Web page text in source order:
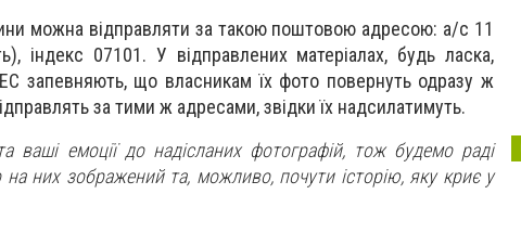
можна відправляти за такою поштовою адресою: а/с 11
індекс 07101. У відправлених матеріалах, будь ласка,
запевняють, що власникам їх фото повернуть одразу ж
за тими ж адресами, звідки їх надсилатимуть.
ваші емоції до надісланих фотографій, тож будемо раді
них зображений та, можливо, почути історію, яку криє у